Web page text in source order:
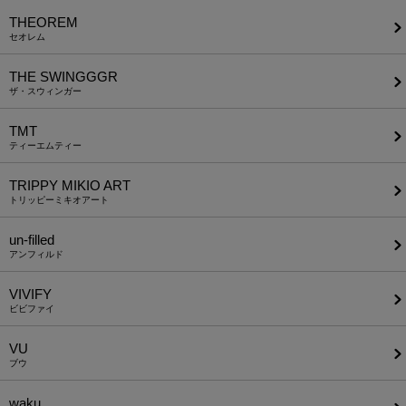
THEOREM
セオレム
THE SWINGGGR
ザ・スウィンガー
TMT
ティーエムティー
TRIPPY MIKIO ART
トリッピーミキオアート
un-filled
アンフィルド
VIVIFY
ビビファイ
VU
ブウ
waku